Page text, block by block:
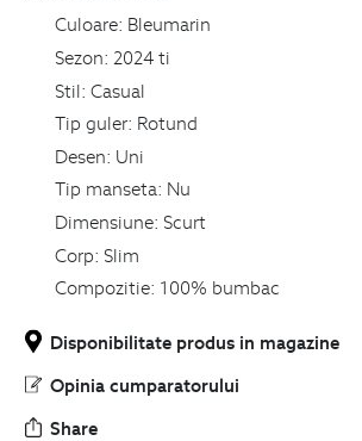
Culoare: Bleumarin
Sezon: 2024 ti
Stil: Casual
Tip guler: Rotund
Desen: Uni
Tip manseta: Nu
Dimensiune: Scurt
Corp: Slim
Compozitie: 100% bumbac
Disponibilitate produs in magazine
Opinia cumparatorului
Share